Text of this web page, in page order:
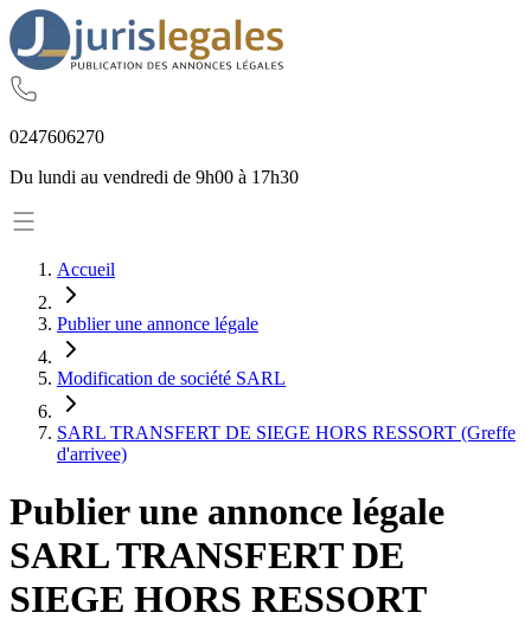
0247606270
Du lundi au vendredi de 9h00 à 17h30
Accueil
Publier une annonce légale
Modification de société SARL
SARL TRANSFERT DE SIEGE HORS RESSORT (Greffe
d'arrivee)
Publier une annonce légale
SARL TRANSFERT DE
SIEGE HORS RESSORT